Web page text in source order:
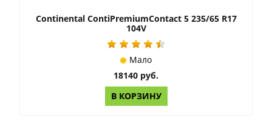
Continental ContiPremiumContact 5 235/65 R17
104V
Мало
18140 руб.
В КОРЗИНУ